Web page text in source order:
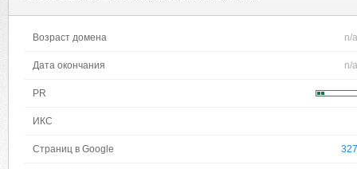
Возраст домена n/a
Дата окончания n/a
PR
ИКС
Страниц в Google 327